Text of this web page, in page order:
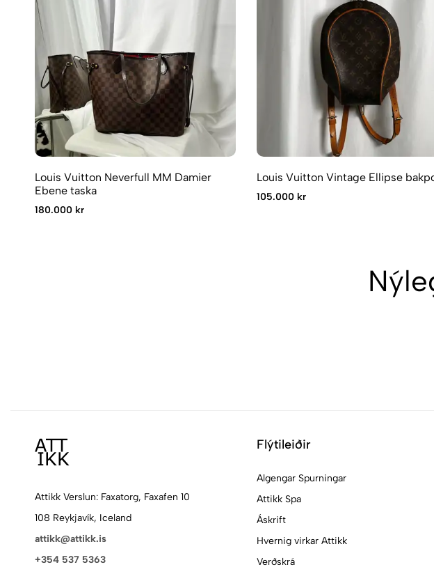
Louis Vuitton Neverfull MM Damier
Ebene taska
180.000 kr
Louis Vuitton Vintage Ellipse
105.000 kr
Attikk Verslun: Faxatorg, Faxafen 10
108 Reykjavík, Iceland
attikk@attikk.is
+354 537 5363
Flýtileiðir
Algengar Spurningar
Attikk Spa
Áskrift
Hvernig virkar Attikk
Verðskrá